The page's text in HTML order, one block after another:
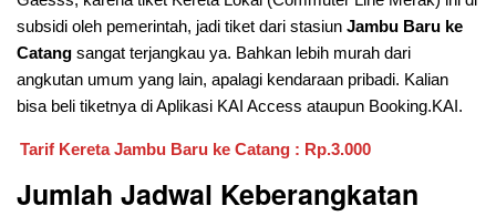
subsidi oleh pemerintah, jadi tiket dari stasiun Jambu Baru ke
Catang sangat terjangkau ya. Bahkan lebih murah dari
angkutan umum yang lain, apalagi kendaraan pribadi. Kalian
bisa beli tiketnya di Aplikasi KAI Access ataupun Booking.KAI.
Tarif Kereta Jambu Baru ke Catang : Rp.3.000
Jumlah Jadwal Keberangkatan